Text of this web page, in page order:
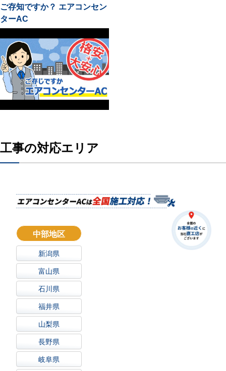
ご存知ですか？ エアコンセン
ターAC
工事の対応エリア
中部地区
新潟県
富山県
石川県
福井県
山梨県
長野県
岐阜県